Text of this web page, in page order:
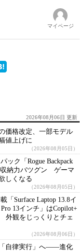
マイページ
2026年08月06日 更新
価格改定、一部モデル
値上げに
（2026年08月05日）
ック「Rogue Backpack
納力バツグン ゲーマ
しくなる
（2026年08月05日）
「Surface Laptop 13.8イ
13インチ」はCopilot+
外観をじっくりとチェ
（2026年08月06日）
「自律実行」へ――進化